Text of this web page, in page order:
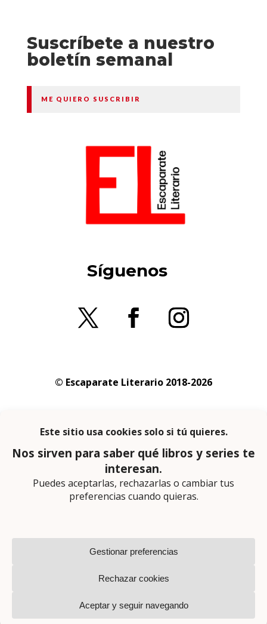
Suscríbete a nuestro
boletín semanal
ME QUIERO SUSCRIBIR
Síguenos
© Escaparate Literario 2018-2026
privacidad
En calidad de afiliado de Amazon obtengo
ingresos por las compras adscritas que